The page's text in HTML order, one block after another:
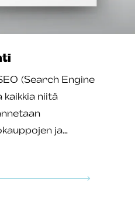
(Search Engine
niitä
ja…